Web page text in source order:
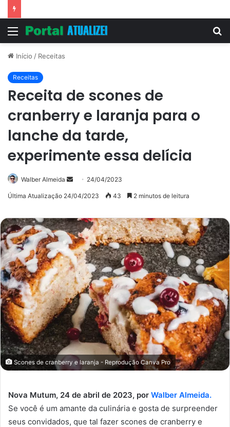
Menu
Início / Receitas
Receitas
Receita de scones de
cranberry e laranja para o
lanche da tarde,
experimente essa delícia
Walber Almeida
Mande24/04/2023
Última Atualização 24/04/2023 43 2 minutos de leitura
Scones de cranberry e laranja - Reprodução Canva Pro
Nova Mutum, 24 de abril de 2023, por Walber Almeida.
Se você é um amante da culinária e gosta de surpreender
seus convidados, que tal fazer scones de cranberry e